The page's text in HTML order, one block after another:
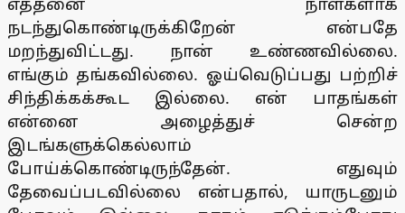
நடந்துகொண்டிருக்கிறேன் என்பதே
மறந்துவிட்டது. நான் உண்ணவில்லை.
எங்கும் தங்கவில்லை. ஓய்வெடுப்பது பற்றிச்
சிந்திக்கக்கூட இல்லை. என் பாதங்கள்
என்னை அழைத்துச் சென்ற
இடங்களுக்கெல்லாம்
போய்க்கொண்டிருந்தேன். எதுவும்
தேவைப்படவில்லை என்பதால், யாருடனும்